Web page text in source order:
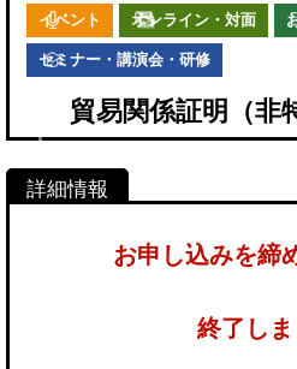
イベント オンライン・対面
セミナー・講演会・研修
貿易関係証明（非
お申し込みを締
終了し